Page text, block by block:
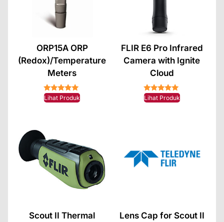
ORP15A ORP
(Redox)/Temperature
Meters
★★★★★
Lihat Produk
FLIR E6 Pro Infrared
Camera with Ignite
Cloud
★★★★★
Lihat Produk
Scout II Thermal Lens Cap for Scout II